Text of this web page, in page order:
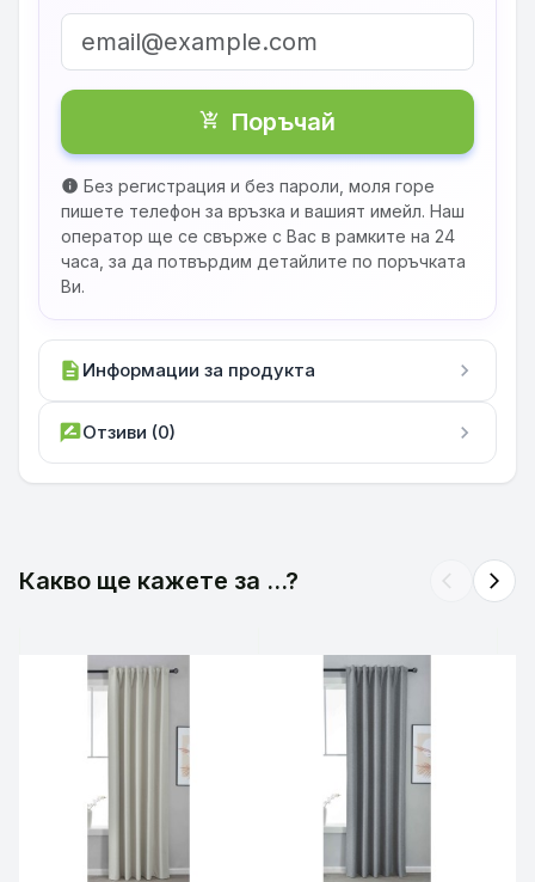
shopping_cart_checkout Поръчай
info Без регистрация и без пароли, моля горе
пишете телефон за връзка и вашият имейл. Наш
оператор ще се свърже с Вас в рамките на 24
часа, за да потвърдим детайлите по поръчката
Ви.
description Информации за продукта chevron_right
rate_reviewОтзиви (0) chevron_right
Какво ще кажете за ...? arrow_back_ios arrow_forward_ios